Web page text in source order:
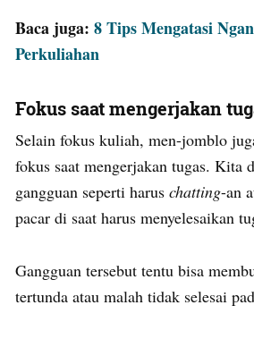
Baca juga: 8 Tips Mengatasi
Perkuliahan
Fokus saat mengerjakan
Selain fokus kuliah, men-jomblo
fokus saat mengerjakan tugas. Kita
gangguan seperti harus chatting-an
pacar di saat harus menyelesaikan
Gangguan tersebut tentu bisa
tertunda atau malah tidak selesai